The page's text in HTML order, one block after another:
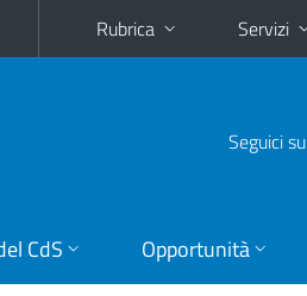
Rubrica Servizi
Seguici su
CdS Opportunità